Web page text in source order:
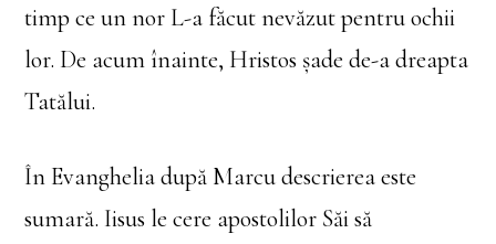
timp ce un nor L-a făcut nevăzut pentru ochii
lor. De acum înainte, Hristos șade de-a dreapta
Tatălui.
În Evanghelia după Marcu descrierea este
sumară. Iisus le cere apostolilor Săi să